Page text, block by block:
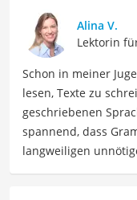
beschäftige ich
und
meinen Beiträgen
Freizeitgestaltung
Der Sperrholzplatte-
besonders
Alina V.
Lektorin
Schon in meiner
lesen, Texte zu
geschriebenen
spannend, dass
langweiligen